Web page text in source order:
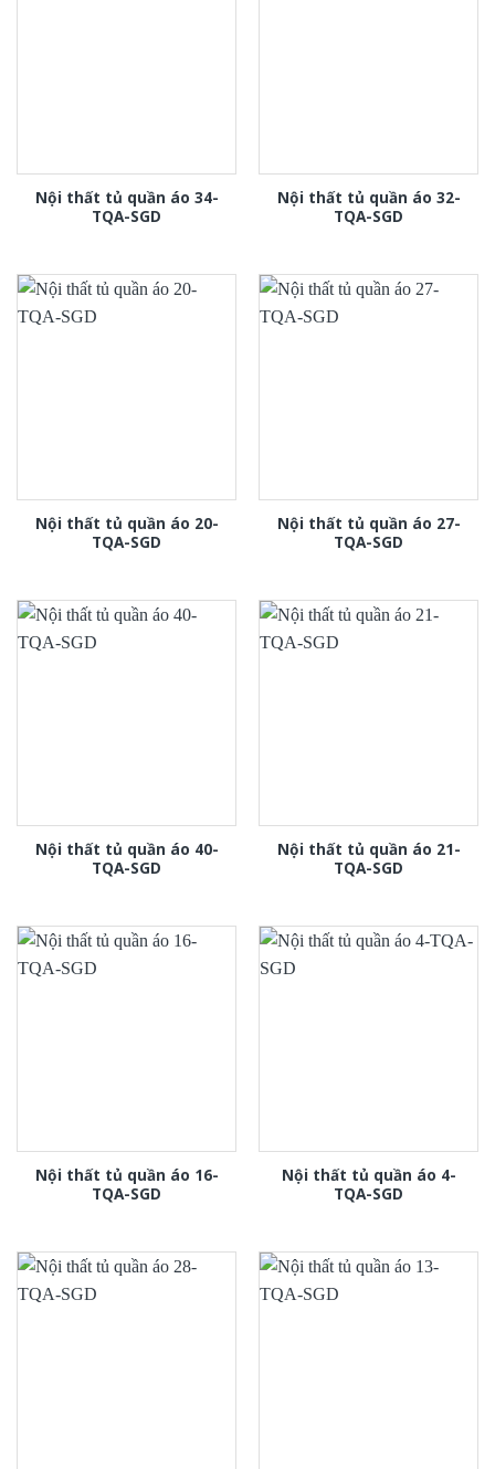
Nội thất tủ quần áo 34-
TQA-SGD
Nội thất tủ quần áo 32-
TQA-SGD
Nội thất tủ quần áo 20-
TQA-SGD
Nội thất tủ quần áo 27-
TQA-SGD
Nội thất tủ quần áo 40-
TQA-SGD
Nội thất tủ quần áo 21-
TQA-SGD
Nội thất tủ quần áo 16-
TQA-SGD
Nội thất tủ quần áo 4-
TQA-SGD